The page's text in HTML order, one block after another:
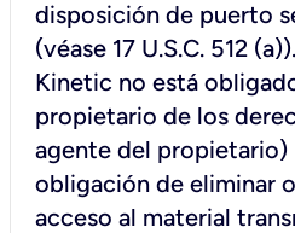
disposición de puerto
(véase 17 U.S.C. 512
Kinetic no está
propietario de los
agente del propietario)
obligación de eliminar
acceso al material